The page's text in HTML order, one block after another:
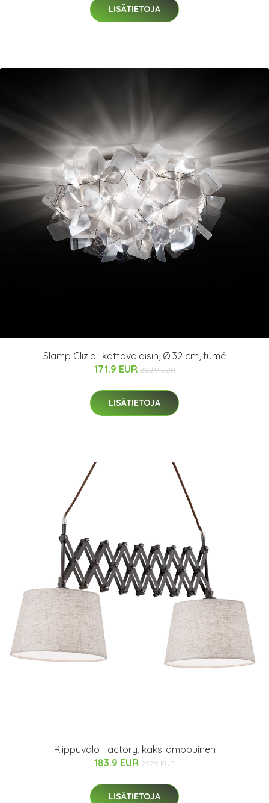
LISÄTIETOJA
Slamp Clizia -kattovalaisin, Ø 32 cm, fumé
171.9 EUR 202.9 EUR
LISÄTIETOJA
Riippuvalo Factory, kaksilamppuinen
183.9 EUR 227.9 EUR
LISÄTIETOJA